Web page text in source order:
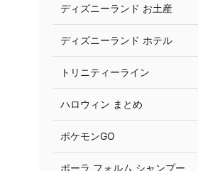
ディズニーランド お土産
ディズニーランド ホテル
トリニティーライン
ハロウィン まとめ
ポケモンGO
ポーラ フォルム シャンプー